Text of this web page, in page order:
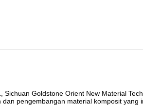
Sichuan Goldstone Orient New Material
pengembangan material komposit yang